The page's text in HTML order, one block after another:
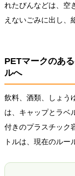
れたびんなどは、空
えないごみに出し、
PETマークのあ
ルへ
飲料、酒類、しょう
は、キャップとラベ
付きのプラスチック
トルは、現在のルー